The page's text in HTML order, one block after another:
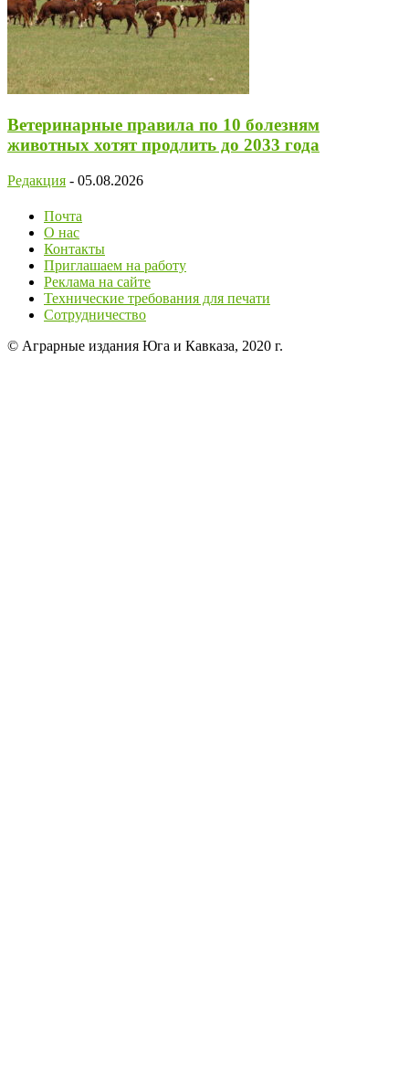
Ветеринарные правила по 10 болезням
животных хотят продлить до 2033 года
Редакция - 05.08.2026
Почта
О нас
Контакты
Приглашаем на работу
Реклама на сайте
Технические требования для печати
Сотрудничество
© Аграрные издания Юга и Кавказа, 2020 г.